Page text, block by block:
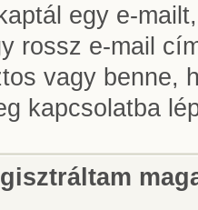
egy e-
rossz e-mail
vagy benne,
kapcsolatba